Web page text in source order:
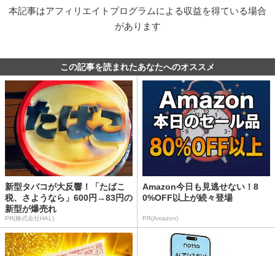
本記事はアフィリエイトプログラムによる収益を得ている場合
があります
この記事を読まれたあなたへのオススメ
新型タバコが大反響！「たばこ
税、さようなら」600円→83円の
新型が爆売れ
PR(株式会社HAL)
Amazon今日も見逃せない！8
0%OFF以上が続々登場
PR(Amazon)